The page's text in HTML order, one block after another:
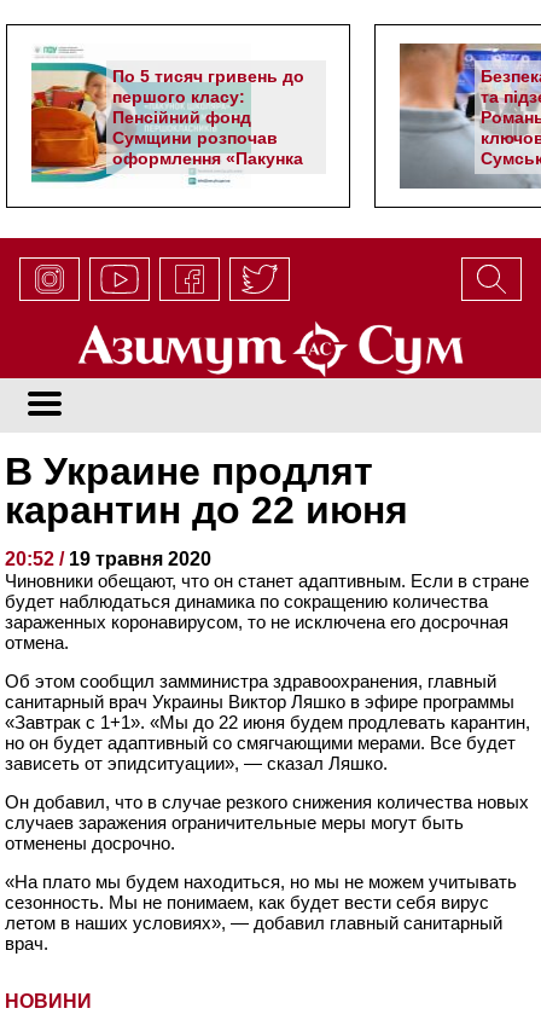
По 5 тисяч гривень до
першого класу:
Пенсійний фонд
Сумщини розпочав
оформлення «Пакунка
школяра»
та
НОВИНИ
В Украине продлят
карантин до 22 июня
20:52 / 19 травня 2020
Чиновники обещают, что он станет адаптивным. Если в стране
будет наблюдаться динамика по сокращению количества
зараженных коронавирусом, то не исключена его досрочная
отмена.
Об этом сообщил замминистра здравоохранения, главный
санитарный врач Украины Виктор Ляшко в эфире программы
«Завтрак с 1+1». «Мы до 22 июня будем продлевать карантин,
но он будет адаптивный со смягчающими мерами. Все будет
зависеть от эпидситуации», — сказал Ляшко.
Он добавил, что в случае резкого снижения количества новых
случаев заражения ограничительные меры могут быть
отменены досрочно.
«На плато мы будем находиться, но мы не можем учитывать
сезонность. Мы не понимаем, как будет вести себя вирус
летом в наших условиях», — добавил главный санитарный
врач.